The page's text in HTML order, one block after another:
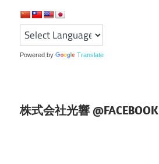
ー
シ
ョ
Powered by Translate
株式会社光響 @FACEBOOK